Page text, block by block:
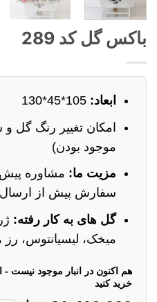
باکس گل کد 289
ابعاد: 105*45*130
امکان تغییر رنگ گل
موجود بودن)
مزیت ما: مشاوره
سفارش پیش از ارسال
گل های به کار رفته:
میخک، لیسیانتوس، رز
هم اکنون در انبار موجود نیست -
خرید کنید